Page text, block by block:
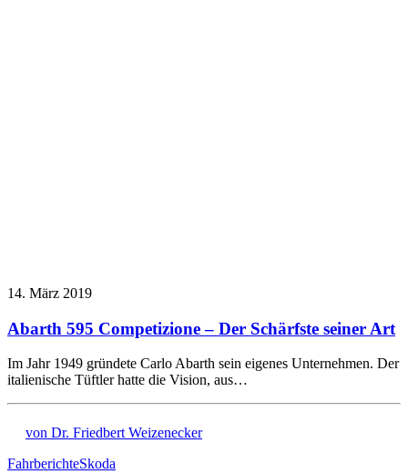
14. März 2019
Abarth 595 Competizione – Der Schärfste seiner Art
Im Jahr 1949 gründete Carlo Abarth sein eigenes Unternehmen. Der
italienische Tüftler hatte die Vision, aus…
von Dr. Friedbert Weizenecker
FahrberichteSkoda